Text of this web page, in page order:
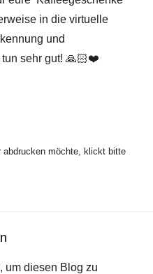
in die virtuelle
und
sehr gut! 🙏🏻❤️
abdrucken möchte, klickt bitte
um diesen Blog zu